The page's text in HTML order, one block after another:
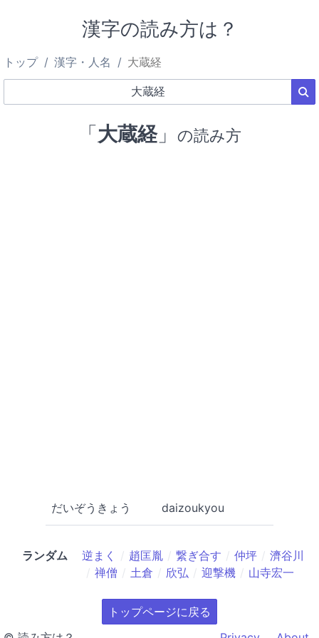
漢字の読み方は？
トップ 漢字・人名 大蔵経
「大蔵経」 の読み方
だいぞうきょう daizoukyou
ランダム 逆まく 趙匡胤 繋ぎ合す 仲坪
濟谷川
禅僧
土倉 欣弘 迎撃機 山寺宏一
トップページに戻る